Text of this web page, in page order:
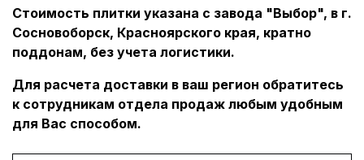
Стоимость плитки указана с завода "Выбор", в г.
Сосновоборск, Красноярского края, кратно
поддонам, без учета логистики.
Для расчета доставки в ваш регион обратитесь
к сотрудникам отдела продаж любым удобным
для Вас способом.